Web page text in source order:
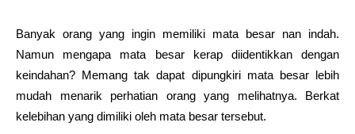
Banyak orang yang ingin memiliki mata besar nan indah.
Namun mengapa mata besar kerap diidentikkan dengan
keindahan? Memang tak dapat dipungkiri mata besar lebih
mudah menarik perhatian orang yang melihatnya. Berkat
kelebihan yang dimiliki oleh mata besar tersebut.